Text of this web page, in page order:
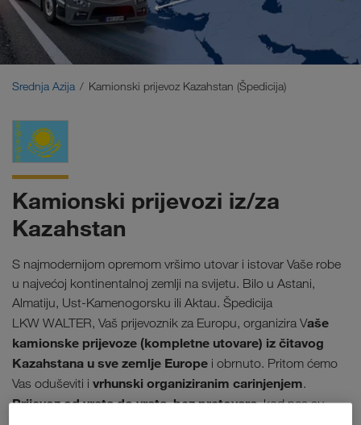
Bliski Istok
Srednja Azija Kamionski prijevoz Kazahstan (Špedicija)
Kamionski prijevozi iz/za
Kazahstan
S najmodernijom opremom vršimo utovar i istovar Vaše robe
u najvećoj kontinentalnoj zemlji na svijetu. Bilo u Astani,
Almatiju, Ust-Kamenogorsku ili Aktau. Špedicija
LKW WALTER, Vaš prijevoznik za Europu, organizira Vaše
kamionske prijevoze (kompletne utovare) iz čitavog
Kazahstana u sve zemlje Europe i obrnuto. Pritom ćemo
Vas oduševiti i vrhunski organiziranim carinjenjem.
Prijevoz od vrata do vrata, bez pretovara, kod nas su